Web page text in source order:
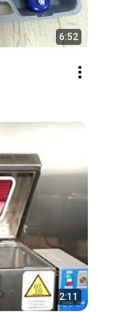
6:52
2:11